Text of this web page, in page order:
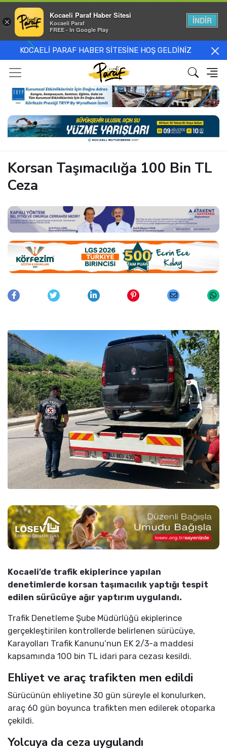
KOCAELİ PARAF HABER SİTESİNE HOŞ GELDİNİZ
Korsan Taşımacılığa 100 Bin TL
Ceza
Kocaeli’de trafik ekiplerince yapılan
denetimlerde korsan taşımacılık yaptığı tespit
edilen sürücüye ağır yaptırım uygulandı.
Trafik Denetleme Şube Müdürlüğü ekiplerince
gerçekleştirilen kontrollerde belirlenen sürücüye,
Karayolları Trafik Kanunu’nun EK 2/3-a maddesi
kapsamında 100 bin TL idari para cezası kesildi.
Ehliyet ve araç trafikten men edildi
Sürücünün ehliyetine 30 gün süreyle el konulurken,
araç 60 gün boyunca trafikten men edilerek otoparka
çekildi.
Yolcuya da ceza uygulandı
×
Kocaeli Paraf Haber Sitesi
Kocaeli Paraf
FREE - In Google Play
İNDİR